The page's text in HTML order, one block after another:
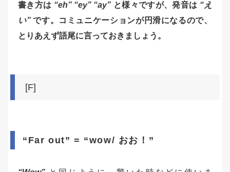
書き方は “eh” “ey” “ay” と様々ですが、発音は “え
い”です。コミュニケーションが円滑になるので、
とりあえず語尾に言っておきましょう。
[F]
“Far out” = “wow/ おお！”